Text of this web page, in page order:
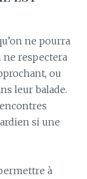
ne pourra
ne respectera
ou
leur balade.
si une
à